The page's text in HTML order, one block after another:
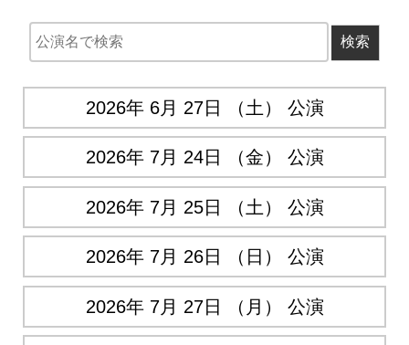
2026年 6月 27日 （土） 公演
2026年 7月 24日 （金） 公演
2026年 7月 25日 （土） 公演
2026年 7月 26日 （日） 公演
2026年 7月 27日 （月） 公演